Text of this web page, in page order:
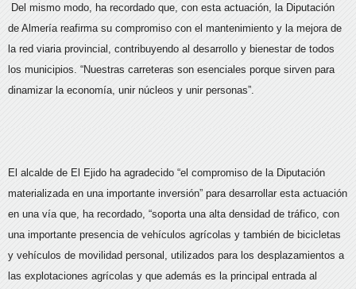
Del mismo modo, ha recordado que, con esta actuación, la Diputación
de Almería reafirma su compromiso con el mantenimiento y la mejora de
la red viaria provincial, contribuyendo al desarrollo y bienestar de todos
los municipios. “Nuestras carreteras son esenciales porque sirven para
dinamizar la economía, unir núcleos y unir personas”.
El alcalde de El Ejido ha agradecido “el compromiso de la Diputación
materializada en una importante inversión” para desarrollar esta actuación
en una vía que, ha recordado, “soporta una alta densidad de tráfico, con
una importante presencia de vehículos agrícolas y también de bicicletas
y vehículos de movilidad personal, utilizados para los desplazamientos a
las explotaciones agrícolas y que además es la principal entrada al